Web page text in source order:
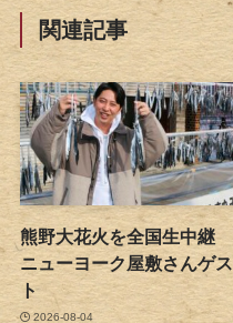
関連記事
熊野大花火を全国生中継
ニューヨーク屋敷さんゲス
ト
2026-08-04